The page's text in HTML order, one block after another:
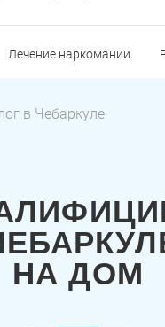
Лечение наркомании
в Чебаркуле
НА ДОМ